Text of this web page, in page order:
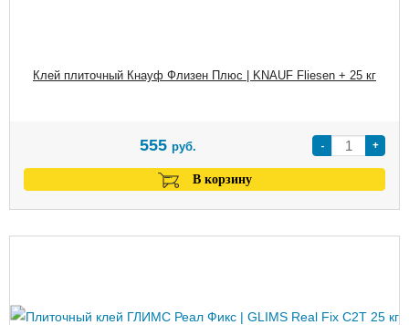
Клей плиточный Кнауф Флизен Плюс | KNAUF Fliesen + 25 кг
- +
555 руб.
В корзину